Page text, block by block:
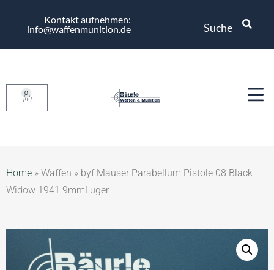
Kontakt aufnehmen:
info@waffenmunition.de
Suche
0
Home » Waffen » byf Mauser Parabellum Pistole 08 Black
Widow 1941 9mmLuger